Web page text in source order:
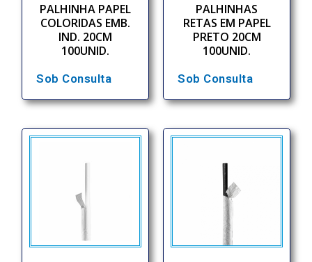
PALHINHA PAPEL
COLORIDAS EMB.
IND. 20CM
100UNID.
Sob Consulta
PALHINHAS
RETAS EM PAPEL
PRETO 20CM
100UNID.
Sob Consulta